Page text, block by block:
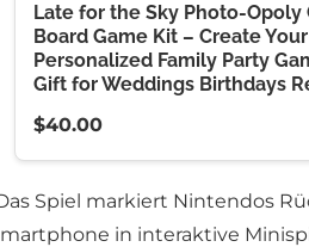
Late for the Sky Photo-Opoly
Board Game Kit – Create
Personalized Family Party
Gift for Weddings Birthdays
$40.00
Spiel markiert Nintendos
in interaktive